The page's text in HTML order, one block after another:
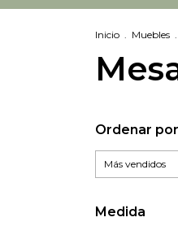
Inicio . Muebles .
Ordenar por
Medida